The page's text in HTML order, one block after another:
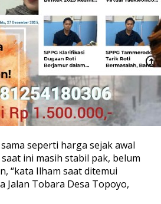
seperti harga sejak awal
ini masih stabil pak, belum
“kata Ilham saat ditemui
Jalan Tobara Desa Topoyo,